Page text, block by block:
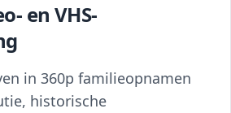
en VHS-
in 360p familieopnamen
historische